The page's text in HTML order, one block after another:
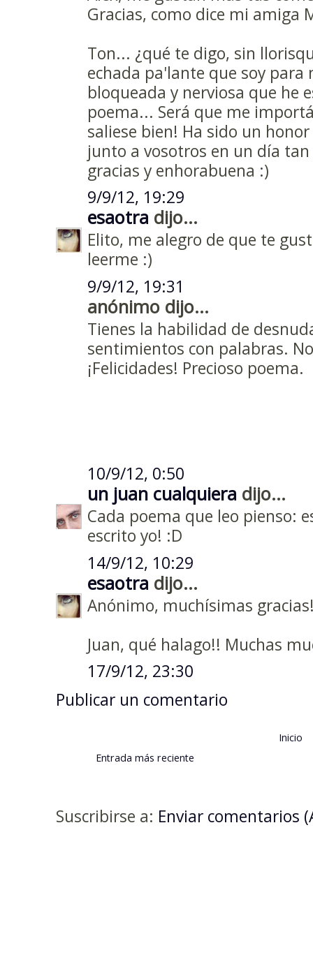
Gracias, como dice mi amiga
Ton... ¿qué te digo, sin
echada pa'lante que soy para
bloqueada y nerviosa que he
poema... Será que me
saliese bien! Ha sido un
junto a vosotros en un día
gracias y enhorabuena :)
9/9/12, 19:29
esaotra dijo...
Elito, me alegro de que te
leerme :)
9/9/12, 19:31
anónimo dijo...
Tienes la habilidad de
sentimientos con palabras.
¡Felicidades! Precioso poema.
10/9/12, 0:50
un juan cualquiera dijo...
Cada poema que leo pienso:
escrito yo! :D
14/9/12, 10:29
esaotra dijo...
Anónimo, muchísimas
Juan, qué halago!! Muchas
17/9/12, 23:30
Publicar un comentario
Entrada más reciente
Inicio
Suscribirse a: Enviar comentarios